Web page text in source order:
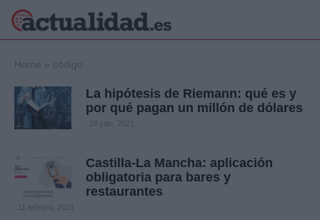
Política
Crónica
Economía
Deportes
Home » código
La hipótesis de Riemann: qué es y
por qué pagan un millón de dólares
Castilla-La Mancha: aplicación
obligatoria para bares y
restaurantes
11 febrero, 2021